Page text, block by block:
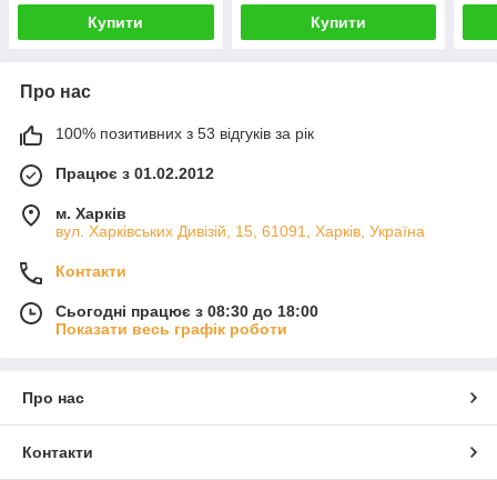
Купити Купити
Про нас
100% позитивних з 53 відгуків за рік
Працює з 01.02.2012
м. Харків
вул. Харківських Дивізій, 15, 61091, Харків, Україна
Контакти
Сьогодні працює з 08:30 до 18:00
Показати весь графік роботи
Про нас
Контакти